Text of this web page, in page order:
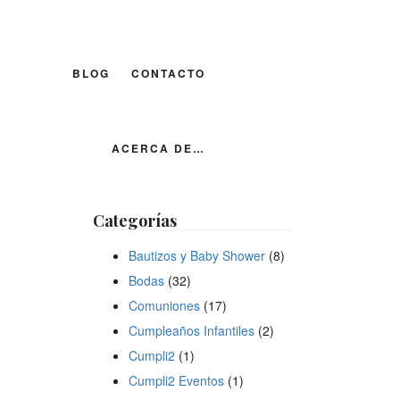
BLOG CONTACTO
ACERCA DE…
Categorías
Bautizos y Baby Shower(8)
Bodas(32)
Comuniones(17)
Cumpleaños Infantiles(2)
Cumpli2 (1)
Cumpli2 Eventos(1)